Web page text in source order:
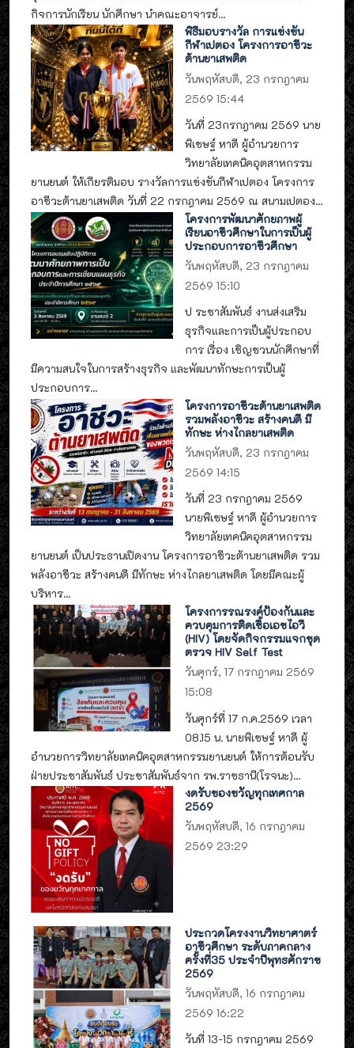
กิจการนักเรียน นักศึกษา นำคณะอาจารย์...
พิธีมอบรางวัล การแข่งขัน
กีฬาเปตอง โครงการอาชีวะ
ต้านยาเสพติด
วันพฤหัสบดี, 23 กรกฎาคม
2569 15:44
วันที่ 23กรกฎาคม 2569 นาย
พิเชษฐ์ หาดี ผู้อำนวยการ
วิทยาลัยเทคนิคอุตสาหกรรม
ยานยนต์ ให้เกียรติมอบ รางวัลการแข่งขันกีฬาเปตอง โครงการ
อาชีวะต้านยาเสพติด วันที่ 22 กรกฎาคม 2569 ณ สนามเปตอง...
โครงการพัฒนาศักยภาพผู้
เรียนอาชีวศึกษาในการเป็นผู้
ประกอบการอาชีวศึกษา
วันพฤหัสบดี, 23 กรกฎาคม
2569 15:10
ป ระชาสัมพันธ์ งานส่งเสริม
ธุรกิจและการเป็นผู้ประกอบ
การ เรื่อง เชิญชวนนักศึกษาที่
มีความสนใจในการสร้างธุรกิจ และพัฒนาทักษะการเป็นผู้
ประกอบการ...
โครงการอาชีวะต้านยาเสพติด
รวมพลังอาชีวะ สร้างคนดี มี
ทักษะ ห่างไกลยาเสพติด
วันพฤหัสบดี, 23 กรกฎาคม
2569 14:15
วันที่ 23 กรกฎาคม 2569
นายพิเชษฐ์ หาดี ผู้อำนวยการ
วิทยาลัยเทคนิคอุตสาหกรรม
ยานยนต์ เป็นประธานเปิดงาน โครงการอาชีวะต้านยาเสพติด รวม
พลังอาชีวะ สร้างคนดี มีทักษะ ห่างไกลยาเสพติด โดยมีคณะผู้
บริหาร...
โครงการรณรงค์ป้องกันและ
ควบคุมการติดเชื้อเอชไอวี
(HIV) โดยจัดกิจกรรมแจกชุด
ตรวจ HIV Self Test
วันศุกร์, 17 กรกฎาคม 2569
15:08
วันศุกร์ที่ 17 ก.ค.2569 เวลา
08.15 น. นายพิเชษฐ์ หาดี ผู้
อำนวยการวิทยาลัยเทคนิคอุตสาหกรรมยานยนต์ ให้การต้อนรับ
ฝ่ายประชาสัมพันธ์ ประชาสัมพันธ์จาก รพ.ราชธานี(โรจนะ)...
งดรับของขวัญทุกเทศกาล
2569
วันพฤหัสบดี, 16 กรกฎาคม
2569 23:29
ประกวดโครงงานวิทยาศาตร์
อาชีวศึกษา ระดับภาคกลาง
ครั้งที่35 ประจำปีพุทธศักราช
2569
วันพฤหัสบดี, 16 กรกฎาคม
2569 16:22
วันที่ 13-15 กรกฎาคม 2569